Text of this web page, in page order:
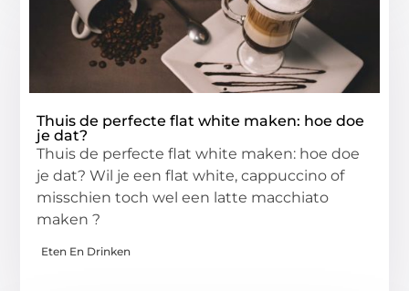
Thuis de perfecte flat white maken: hoe doe
je dat?
Thuis de perfecte flat white maken: hoe doe
je dat? Wil je een flat white, cappuccino of
misschien toch wel een latte macchiato
maken ?
Eten En Drinken